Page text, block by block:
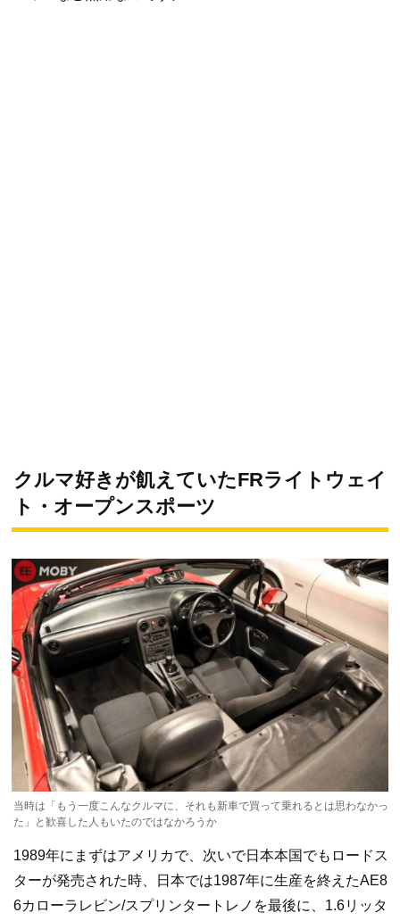
クルマ好きが飢えていたFRライトウェイ
ト・オープンスポーツ
当時は「もう一度こんなクルマに、それも新車で買って乗れるとは思わなかっ
た」と歓喜した人もいたのではなかろうか
1989年にまずはアメリカで、次いで日本本国でもロードス
ターが発売された時、日本では1987年に生産を終えたAE8
6カローラレビン/スプリンタートレノを最後に、1.6リッタ